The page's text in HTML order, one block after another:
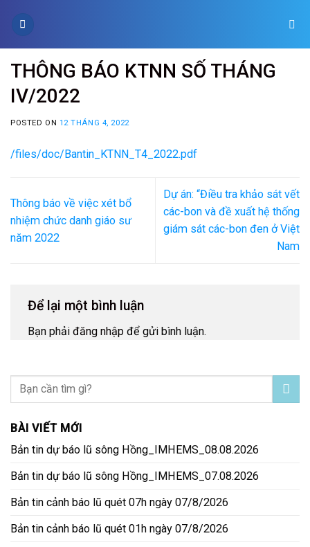
THÔNG BÁO KTNN SỐ THÁNG
IV/2022
POSTED ON 12 THÁNG 4, 2022
/files/doc/Bantin_KTNN_T4_2022.pdf
Thông báo về việc xét bổ
nhiệm chức danh giáo sư
năm 2022
Dự án: “Điều tra khảo sát vết
các-bon và đề xuất hệ thống
giám sát các-bon đen ở Việt
Nam
Để lại một bình luận
Bạn phải đăng nhập để gửi bình luận.
BÀI VIẾT MỚI
Bản tin dự báo lũ sông Hồng_IMHEMS_08.08.2026
Bản tin dự báo lũ sông Hồng_IMHEMS_07.08.2026
Bản tin cảnh báo lũ quét 07h ngày 07/8/2026
Bản tin cảnh báo lũ quét 01h ngày 07/8/2026